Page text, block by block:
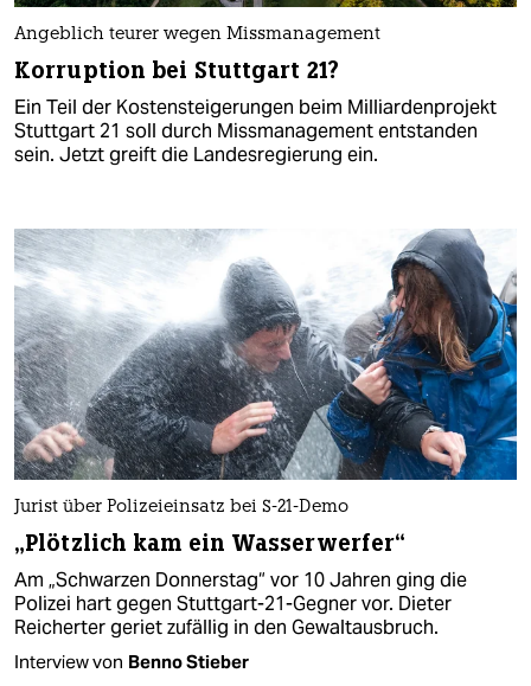
Angeblich teurer wegen Missmanagement
Korruption bei Stuttgart 21?
Ein Teil der Kostensteigerungen beim Milliardenprojekt
Stuttgart 21 soll durch Missmanagement entstanden
sein. Jetzt greift die Landesregierung ein.
Jurist über Polizeieinsatz bei S-21-Demo
„Plötzlich kam ein Wasserwerfer“
Am „Schwarzen Donnerstag“ vor 10 Jahren ging die
Polizei hart gegen Stuttgart-21-Gegner vor. Dieter
Reicherter geriet zufällig in den Gewaltausbruch.
Interview von Benno Stieber